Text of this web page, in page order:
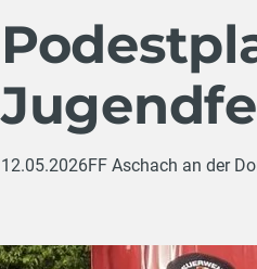
12.05.2026FF Aschach an der